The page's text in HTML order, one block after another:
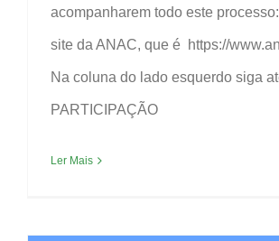
acompanharem todo este
site da ANAC, que é https://
Na coluna do lado esquerdo siga
PARTICIPAÇÃO
Ler Mais